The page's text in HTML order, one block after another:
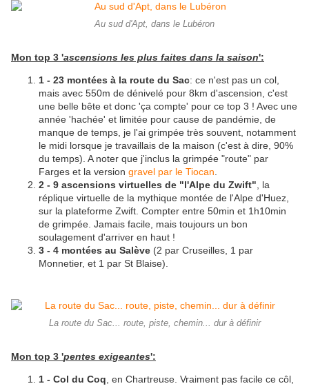
Au sud d'Apt, dans le Lubéron
Mon top 3 'ascensions les plus faites dans la saison':
1 - 23 montées à la route du Sac: ce n'est pas un col,
mais avec 550m de dénivelé pour 8km d'ascension, c'est
une belle bête et donc 'ça compte' pour ce top 3 ! Avec une
année 'hachée' et limitée pour cause de pandémie, de
manque de temps, je l'ai grimpée très souvent, notamment
le midi lorsque je travaillais de la maison (c'est à dire, 90%
du temps). A noter que j'inclus la grimpée "route" par
Farges et la version gravel par le Tiocan
2 - 9 ascensions virtuelles de "l'Alpe du Zwift" , la
réplique virtuelle de la mythique montée de l'Alpe d'Huez,
sur la plateforme Zwift. Compter entre 50min et 1h10min
de grimpée. Jamais facile, mais toujours un bon
soulagement d'arriver en haut !
3 - 4 montées au Salève (2 par Cruseilles, 1 par
Monnetier, et 1 par St Blaise).
La route du Sac... route, piste, chemin... dur à définir
Mon top 3 'pentes exigeantes':
1 - Col du Coq , en Chartreuse. Vraiment pas facile ce côl,